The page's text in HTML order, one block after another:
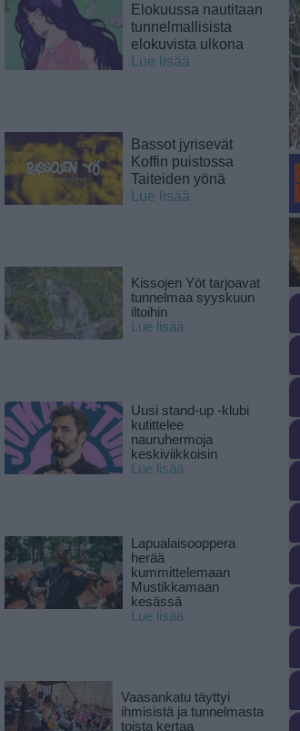
Elokuussa nautitaan
tunnelmallisista
elokuvista ulkona
Lue lisää
Bassot jyrisevät
Koffin puistossa
Taiteiden yönä
Lue lisää
Kissojen Yöt tarjoavat
tunnelmaa syyskuun
iltoihin
Lue lisää
Uusi stand-up -klubi
kutittelee
nauruhermoja
keskiviikkoisin
Lue lisää
Lapualaisooppera
herää
kummittelemaan
Mustikkamaan
kesässä
Lue lisää
Vaasankatu täyttyi
ihmisistä ja tunnelmasta
toista kertaa